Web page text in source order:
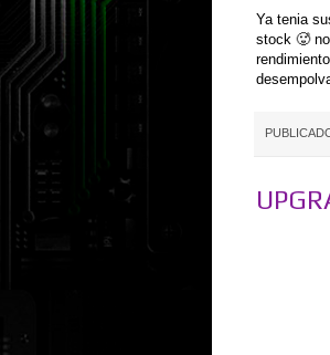
Ya tenia
stock 🥵